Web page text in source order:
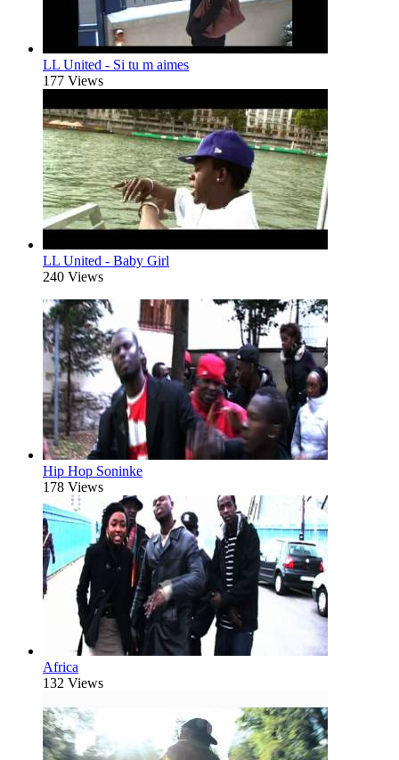
LL United - Si tu m aimes
177 Views
LL United - Baby Girl
240 Views
Hip Hop Soninke
178 Views
Africa
132 Views